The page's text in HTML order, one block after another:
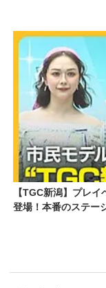
【TGC新潟】プレ
登場！本番のステー